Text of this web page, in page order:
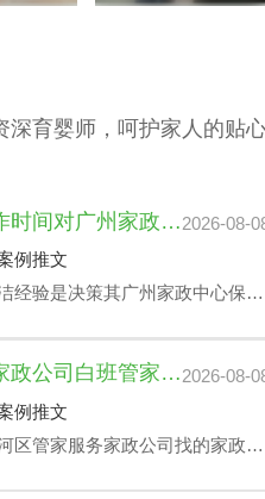
深育婴师，呵护家人的贴
理解工作时间对广州家政中心保洁24小时价格表的潜在影响2026-08-
例推文
经验是决策其广州家政中心保洁
个人独特性增加，其广州家政中
时价格表也会增加。
天河区家政公司白班管家价格：公司声誉引导的收费标准2026-08-
例推文
区管家服务家政公司找的家政管